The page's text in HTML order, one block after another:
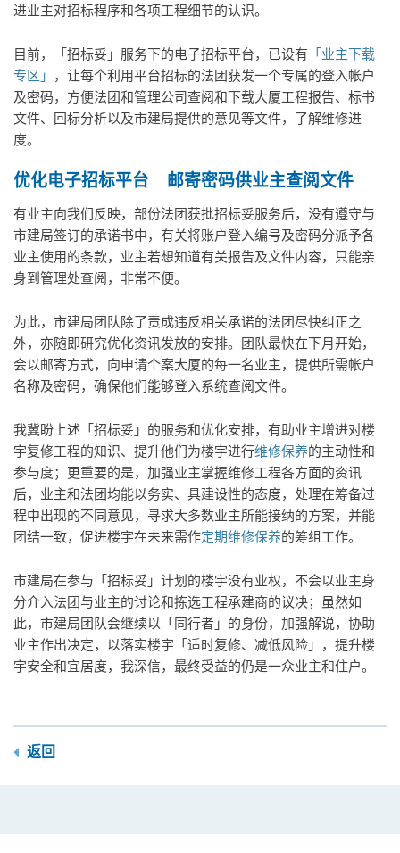
进业主对招标程序和各项工程细节的认识。
目前，「招标妥」服务下的电子招标平台，已设有 「业主下载
专区」 ，让每个利用平台招标的法团获发一个专属的登入帐户
及密码，方便法团和管理公司查阅和下载大厦工程报告、标书
文件、回标分析以及市建局提供的意见等文件，了解维修进
度。
优化电子招标平台 邮寄密码供业主查阅文件
有业主向我们反映，部份法团获批招标妥服务后，没有遵守与
市建局签订的承诺书中，有关将账户登入编号及密码分派予各
业主使用的条款，业主若想知道有关报告及文件内容，只能亲
身到管理处查阅，非常不便。
为此，市建局团队除了责成违反相关承诺的法团尽快纠正之
外，亦随即研究优化资讯发放的安排。团队最快在下月开始，
会以邮寄方式，向申请个案大厦的每一名业主，提供所需帐户
名称及密码，确保他们能够登入系统查阅文件。
我冀盼上述「招标妥」的服务和优化安排，有助业主增进对楼
宇复修工程的知识、提升他们为楼宇进行维修保养的主动性和
参与度；更重要的是，加强业主掌握维修工程各方面的资讯
后，业主和法团均能以务实、具建设性的态度，处理在筹备过
程中出现的不同意见，寻求大多数业主所能接纳的方案，并能
团结一致，促进楼宇在未来需作定期维修保养的筹组工作。
市建局在参与「招标妥」计划的楼宇没有业权，不会以业主身
分介入法团与业主的讨论和拣选工程承建商的议决；虽然如
此，市建局团队会继续以「同行者」的身份，加强解说，协助
业主作出决定，以落实楼宇「适时复修、减低风险」，提升楼
宇安全和宜居度，我深信，最终受益的仍是一众业主和住户。
返回